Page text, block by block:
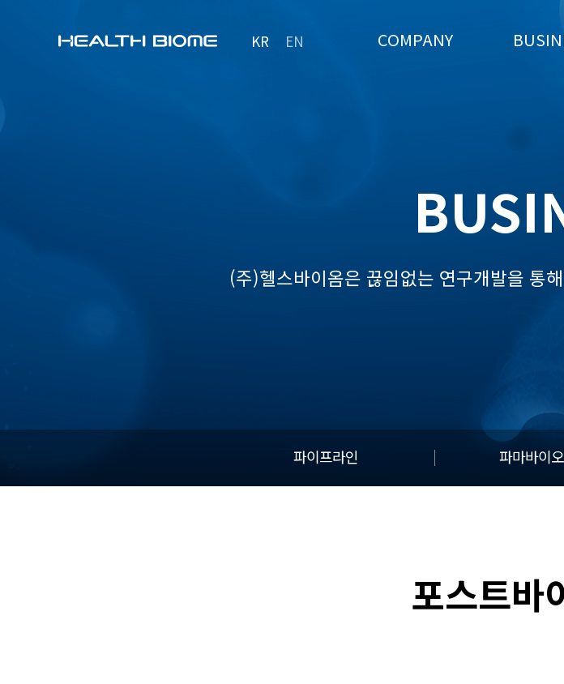
COMPANY
KR EN
(주)헬스바이옴은 끊임없는 연구개발을 통
파이프라인 파마바이
포스트바